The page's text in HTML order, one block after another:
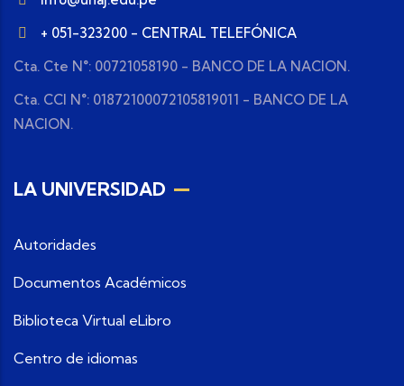
+ 051-323200 - CENTRAL TELEFÓNICA
Cta. Cte N°: 00721058190 - BANCO DE LA NACION.
Cta. CCI N°: 01872100072105819011 - BANCO DE LA
NACION.
LA UNIVERSIDAD
Autoridades
Documentos Académicos
Biblioteca Virtual eLibro
Centro de idiomas